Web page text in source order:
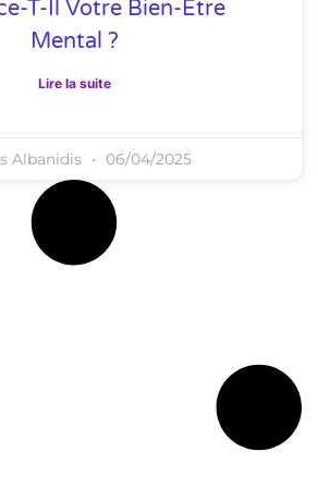
T-Il Votre Bien-Être
Mental ?
Lire la suite
Albanidis 06/04/2025